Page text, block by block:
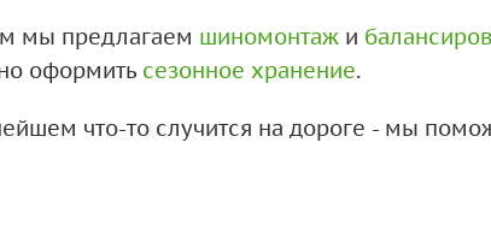
мы предлагаем шиномонтаж и
оформить сезонное хранение.
что-то случится на дороге - мы